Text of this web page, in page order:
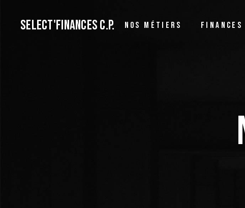
SELECT'FINANCES C.P. NOS MÉTIERS FINANCES